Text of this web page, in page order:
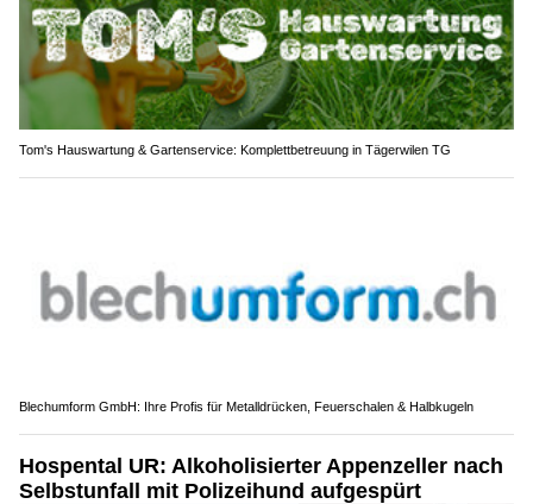
Tom's Hauswartung & Gartenservice: Komplettbetreuung in Tägerwilen TG
Blechumform GmbH: Ihre Profis für Metalldrücken, Feuerschalen & Halbkugeln
Hospental UR: Alkoholisierter Appenzeller nach
Selbstunfall mit Polizeihund aufgespürt